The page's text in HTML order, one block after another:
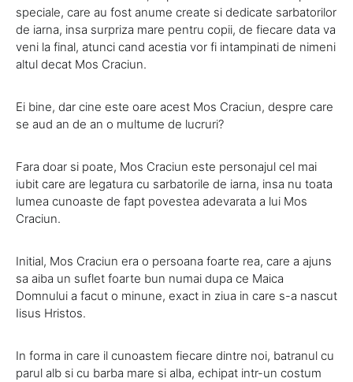
speciale, care au fost anume create si dedicate sarbatorilor
de iarna, insa surpriza mare pentru copii, de fiecare data va
veni la final, atunci cand acestia vor fi intampinati de nimeni
altul decat Mos Craciun.
Ei bine, dar cine este oare acest Mos Craciun, despre care
se aud an de an o multume de lucruri?
Fara doar si poate, Mos Craciun este personajul cel mai
iubit care are legatura cu sarbatorile de iarna, insa nu toata
lumea cunoaste de fapt povestea adevarata a lui Mos
Craciun.
Initial, Mos Craciun era o persoana foarte rea, care a ajuns
sa aiba un suflet foarte bun numai dupa ce Maica
Domnului a facut o minune, exact in ziua in care s-a nascut
Iisus Hristos.
In forma in care il cunoastem fiecare dintre noi, batranul cu
parul alb si cu barba mare si alba, echipat intr-un costum